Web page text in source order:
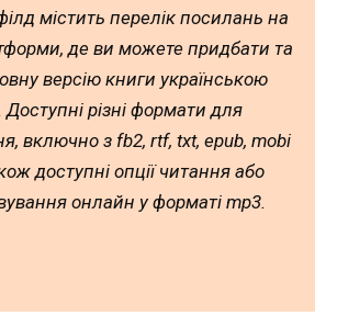
містить перелік посилань на
де ви можете придбати та
версію книги українською
різні формати для
включно з fb2, rtf, txt, epub, mobi
доступні опції читання або
онлайн у форматі mp3.